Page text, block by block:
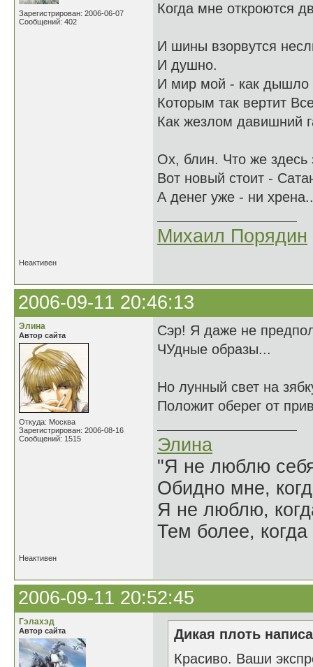
Зарегистрирован: 2006-06-07
Сообщений: 402
Когда мне откроются
И шины взорвутся
И душно.
И мир мой - как дышло
Которым так вертит
Как жезлом давишний
Ох, блин. Что же здесь
Вот новый стоит -
А денег уже - ни
Михаил Порядин
Неактивен
2006-09-11 20:46:13
Элина
Автор сайта
Откуда: Москва
Зарегистрирован: 2006-08-16
Сообщений: 1515
Сэр! Я даже не
ЧУдные образы...
Но лунный свет на
Положит оберег от
Элина
"Я не люблю
Обидно мне,
Я не люблю,
Тем более,
Неактивен
2006-09-11 20:52:45
Гэлахэд
Автор сайта
Дикая плоть
Красиво. Ваши